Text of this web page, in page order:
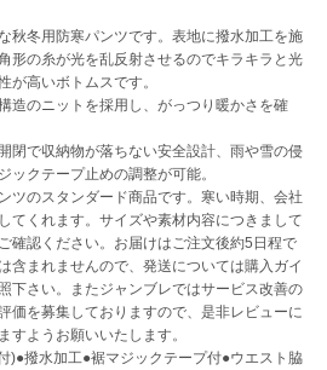
秋冬用防寒パンツです。表地に撥水加工を施
形の糸が光を乱反射させるのでキラキラと光
が高いボトムスです。
造のニットを採用し、がっつり暖かさを確
閉で収納物が落ちない安全設計、雨や雪の侵
ックテープ止めの調整が可能。
ツのスタンダード商品です。寒い時期、会社
てくれます。サイズや素材内容につきまして
確認ください。お届けはご注文後約5日程で
含まれませんので、発送については購入ガイ
下さい。またジャンブレではサービス改善の
価を募集しておりますので、是非レビューに
すようお願いいたします。
)●撥水加工●裾マジックテープ付●ウエスト脇